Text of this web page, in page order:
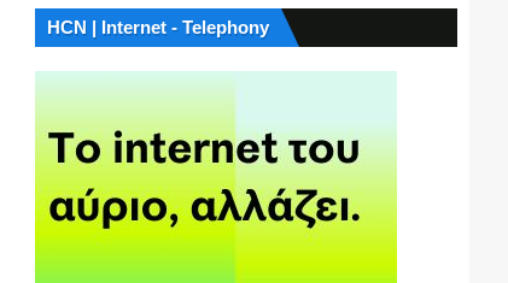
HCN | Internet - Telephony